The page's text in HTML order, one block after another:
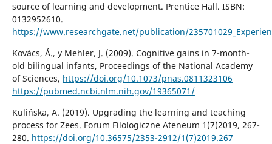
source of learning and development. Prentice Hall. ISBN:
0132952610.
https://www.researchgate.net/publication/
Kovács, Á., y Mehler, J. (2009). Cognitive gains in 7-month-
old bilingual infants, Proceedings of the National Academy
of Sciences, https://doi.org/10.1073/pnas.0811323106
https://pubmed.ncbi.nlm.nih.gov/19365071/
Kulińska, A. (2019). Upgrading the learning and teaching
process for Zees. Forum Filologiczne Ateneum 1(7)2019, 267-
280. https://doi.org/10.36575/2353-2912/1(7)2019.267